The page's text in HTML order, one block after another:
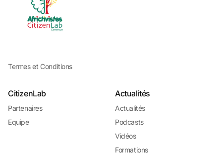
Termes et Conditions
CitizenLab
Partenaires
Equipe
Actualités
Actualités
Podcasts
Vidéos
Formations